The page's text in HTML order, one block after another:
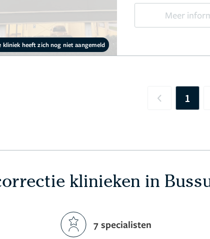
kliniek heeft zich nog niet aangemeld
Meer
Previous
1
klinieken in
7 specialisten